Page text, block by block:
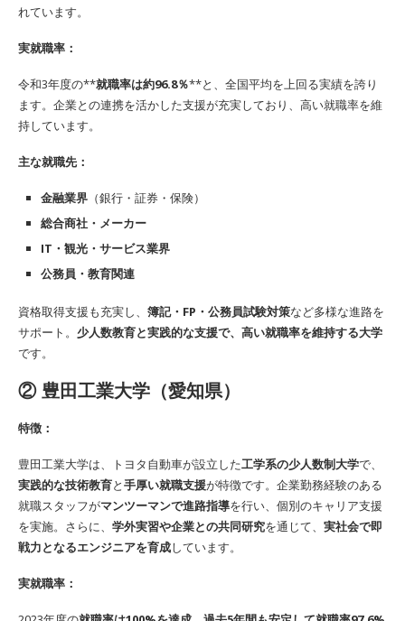
れています。
実就職率：
令和3年度の**就職率は約96.8％**と、全国平均を上回る実績を誇り
ます。企業との連携を活かした支援が充実しており、高い就職率を維
持しています。
主な就職先：
金融業界 （銀行・証券・保険）
総合商社・メーカー
IT・観光・サービス業界
公務員・教育関連
資格取得支援も充実し、 簿記・FP・公務員試験対策など多様な進路を
サポート。 少人数教育と実践的な支援で、高い就職率を維持する大学
です。
② 豊田工業大学（愛知県）
特徴：
豊田工業大学は、トヨタ自動車が設立した工学系の少人数制大学で、
実践的な技術教育と手厚い就職支援が特徴です。企業勤務経験のある
就職スタッフがマンツーマンで進路指導を行い、個別のキャリア支援
を実施。さらに、 学外実習や企業との共同研究を通じて、 実社会で即
戦力となるエンジニアを育成しています。
実就職率：